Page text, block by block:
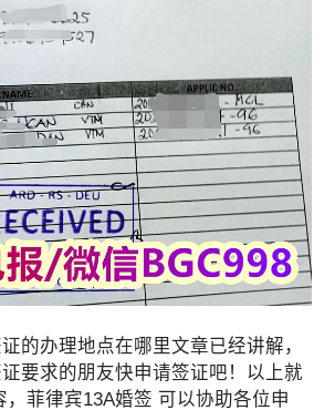
的办理地点在哪里文章已经讲解，
要求的朋友快申请签证吧！以上就
，菲律宾13A婚签 可以协助各位申